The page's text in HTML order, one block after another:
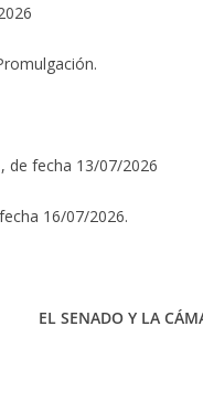
de fecha 13/07/2026
16/07/2026.
EL SENADO Y LA